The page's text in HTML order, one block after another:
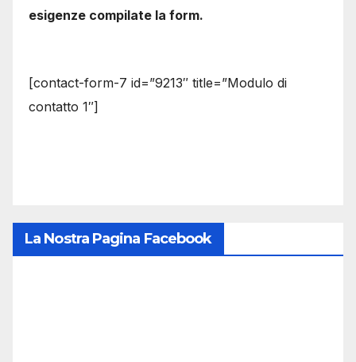
esigenze compilate la form.
[contact-form-7 id=”9213″ title=”Modulo di
contatto 1″]
La Nostra Pagina Facebook